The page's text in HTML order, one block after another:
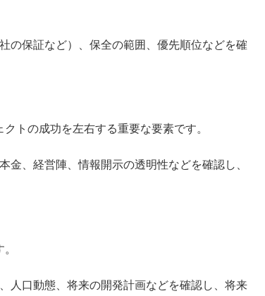
の保証など）、保全の範囲、優先順位などを確
トの成功を左右する重要な要素です。
金、経営陣、情報開示の透明性などを確認し、
人口動態、将来の開発計画などを確認し、将来